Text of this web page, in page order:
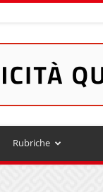
Rubriche